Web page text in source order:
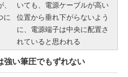
に
いても、電源ケーブルが高い
位置から垂れ下がらないよう
に、電源端子は中央に配置さ
れていると思われる
強い筆圧でもずれない